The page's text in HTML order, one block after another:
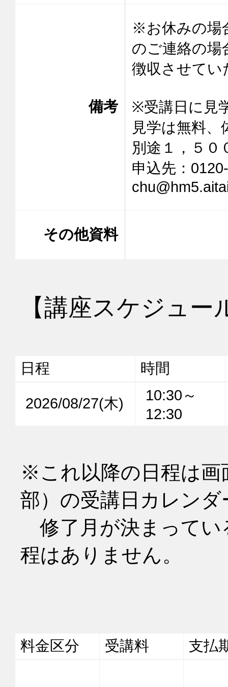
備考
※お休みの場
のご連絡の場
徴収させてい
※受講日に見
見学は無料、
別途１，５０
申込先：
その他資料
【講座スケジュー
日程 時間
2026/08/27(木)
10:30～
12:30
※これ以降の日程は画
部）の受講日カレン
修了月が決まってい
程はありません。
料金区分 受講料 支払